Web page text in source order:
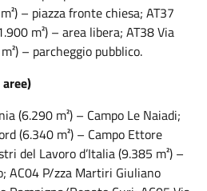
– piazza fronte chiesa; AT37
m²) – area libera; AT38 Via
– parcheggio pubblico.
(6.290 m²) – Campo Le Naiadi;
(6.340 m²) – Campo Ettore
del Lavoro d’Italia (9.385 m²) –
AC04 P/zza Martiri Giuliano